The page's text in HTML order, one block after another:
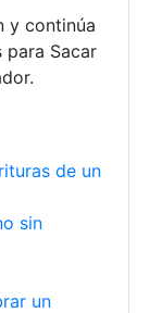
y continúa
para Sacar
de un
sin
un